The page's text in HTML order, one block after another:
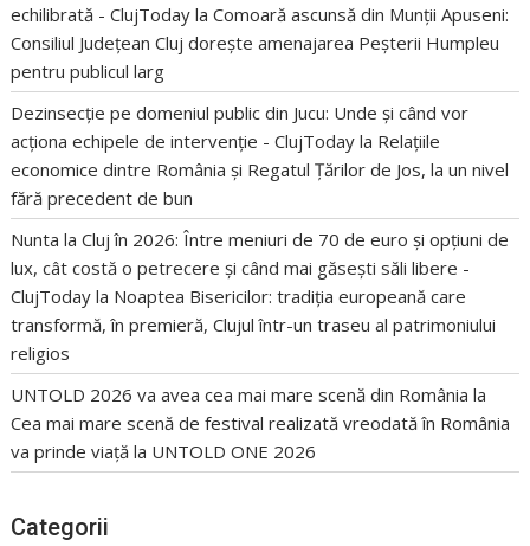
echilibrată - ClujToday laComoară ascunsă din Munții Apuseni:
Consiliul Județean Cluj dorește amenajarea Peșterii Humpleu
pentru publicul larg
Dezinsecție pe domeniul public din Jucu: Unde și când vor
acționa echipele de intervenție - ClujToday la Relațiile
economice dintre România și Regatul Țărilor de Jos, la un nivel
fără precedent de bun
Nunta la Cluj în 2026: Între meniuri de 70 de euro și opțiuni de
lux, cât costă o petrecere și când mai găsești săli libere -
ClujToday la Noaptea Bisericilor: tradiția europeană care
transformă, în premieră, Clujul într-un traseu al patrimoniului
religios
UNTOLD 2026 va avea cea mai mare scenă din România la
Cea mai mare scenă de festival realizată vreodată în România
va prinde viață la UNTOLD ONE 2026
Categorii